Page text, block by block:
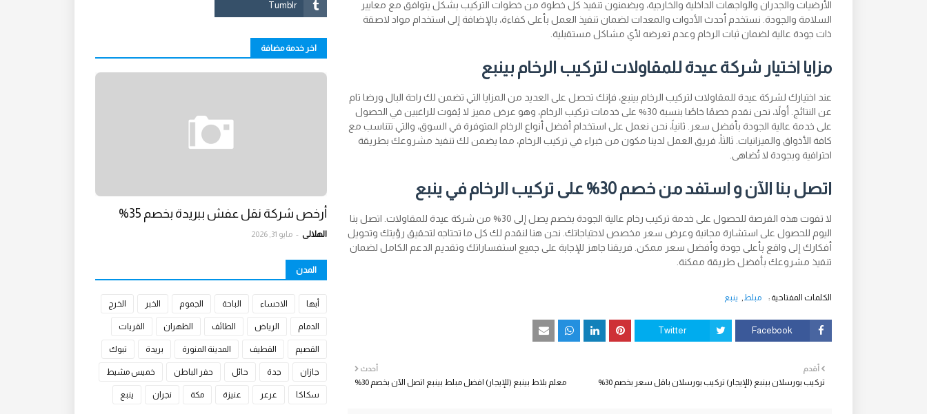
الأرضيات والجدران والواجهات الداخلية والخارجية، ويضمنون تنفيذ كل خطوة من خطوات التركيب بشكل يتوافق مع معايير
السلامة والجودة. نستخدم أحدث الأدوات والمعدات لضمان تنفيذ العمل بأعلى كفاءة، بالإضافة إلى استخدام مواد لاصقة
ذات جودة عالية لضمان ثبات الرخام وعدم تعرضه لأي مشاكل مستقبلية.
مزايا اختيار شركة عيدة للمقاولات لتركيب الرخام بينبع
عند اختيارك لشركة عيدة للمقاولات لتركيب الرخام بينبع، فإنك تحصل على العديد من المزايا التي تضمن لك راحة البال ورضا تام
عن النتائج. أولاً، نحن نقدم خصمًا خاصًا بنسبة 30% على خدمات تركيب الرخام، وهو عرض مميز لا يُفوت للراغبين في الحصول
على خدمة عالية الجودة بأفضل سعر. ثانياً، نحن نعمل على استخدام أفضل أنواع الرخام المتوفرة في السوق، والتي تتناسب مع
كافة الأذواق والميزانيات. ثالثاً، فريق العمل لدينا مكون من خبراء في تركيب الرخام، مما يضمن لك تنفيذ مشروعك بطريقة
احترافية وبجودة لا تُضاهى.
اتصل بنا الآن و استفد من خصم 30% على تركيب الرخام في ينبع
لا تفوت هذه الفرصة للحصول على خدمة تركيب رخام عالية الجودة بخصم يصل إلى 30% من شركة عيدة للمقاولات. اتصل بنا
اليوم للحصول على استشارة مجانية وعرض سعر مخصص لاحتياجاتك. نحن هنا لنقدم لك كل ما تحتاجه لتحقيق رؤيتك وتحويل
أفكارك إلى واقع بأعلى جودة وأفضل سعر ممكن. فريقنا جاهز للإجابة على جميع استفساراتك وتقديم الدعم الكامل لضمان
تنفيذ مشروعك بأفضل طريقة ممكنة.
الكلمات المفتاحية : مبلط ينبع
Facebook
Twitter
أحدث
معلم بلاط بينبع (للإيجار) افضل مبلط بينبع اتصل الآن بخصم 30%
أقدم
تركيب بورسلان بينبع (للإيجار) تركيب بورسلان باقل سعر بخصم 30%
اخر خدمة مضافة
أرخص شركة نقل عفش ببريدة بخصم 35%
الهلالي - مايو 31, 2026
المدن
أبها الاحساء الباحة الجموم الخبر الخرج
الدمام الرياض الطائف الظهران القريات
القصيم القطيف المدينة المنورة بريدة تبوك
جازان جدة حائل حفر الباطن خميس مشيط
سكاكا عرعر عنيزة مكة نجران ينبع